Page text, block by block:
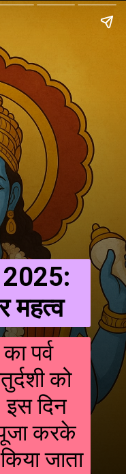
2025:
महत्व
पर्व
को
इस दिन
करके
जाता